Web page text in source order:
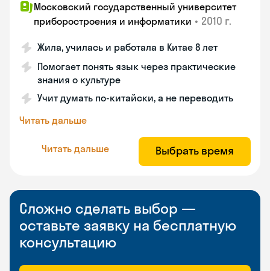
Московский государственный университет
приборостроения и информатики • 2010 г.
Жила, училась и работала в Китае 8 лет
Помогает понять язык через практические
знания о культуре
Учит думать по-китайски, а не переводить
Читать дальше
Читать дальше Выбрать время
Сложно сделать выбор —
оставьте заявку на бесплатную
консультацию